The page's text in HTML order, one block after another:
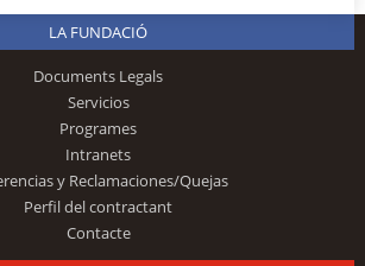
LA FUNDACIÓ
Documents Legals
Servicios
Programes
Intranets
y Reclamaciones/Quejas
Perfil del contractant
Contacte